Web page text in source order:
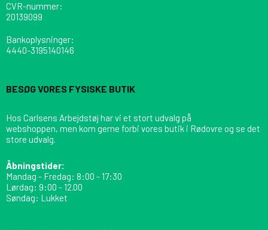
CVR-nummer:
20139099
Bankoplysninger:
4440-3195140146
BESØG VORES FYSISKE BUTIK
Hos Carlsens Arbejdstøj har vi et stort udvalg på
webshoppen, men kom gerne forbi vores butik i Rødovre og se det
store udvalg.
Åbningstider:
Mandag - Fredag: 8:00 - 17:30
Lørdag: 9:00 - 12.00
Søndag: Lukket